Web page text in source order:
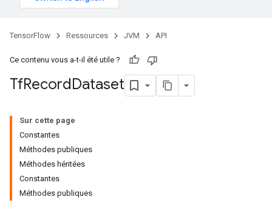
TensorFlow Ressources JVM API
Ce contenu vous a-t-il été utile ?
TfRecordDataset
Sur cette page
Constantes
Méthodes publiques
Méthodes héritées
Constantes
Méthodes publiques